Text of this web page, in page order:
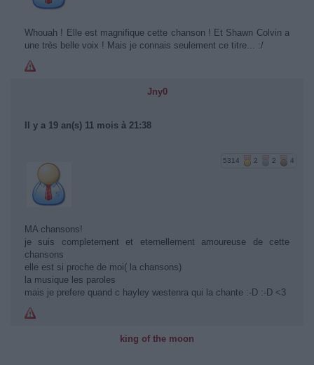
Whouah ! Elle est magnifique cette chanson ! Et Shawn Colvin a
une très belle voix ! Mais je connais seulement ce titre... :/
Jny0
Il y a 19 an(s) 11 mois à 21:38
5314 2 2 4
MA chansons!
je suis completement et eternellement amoureuse de cette
chansons
elle est si proche de moi( la chansons)
la musique les paroles
mais je prefere quand c hayley westenra qui la chante :-D :-D <3
king of the moon